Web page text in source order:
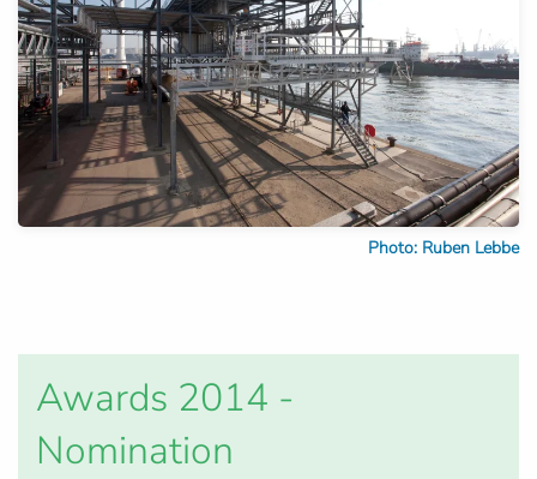
Photo: Ruben Lebbe
Awards 2014 -
Nomination